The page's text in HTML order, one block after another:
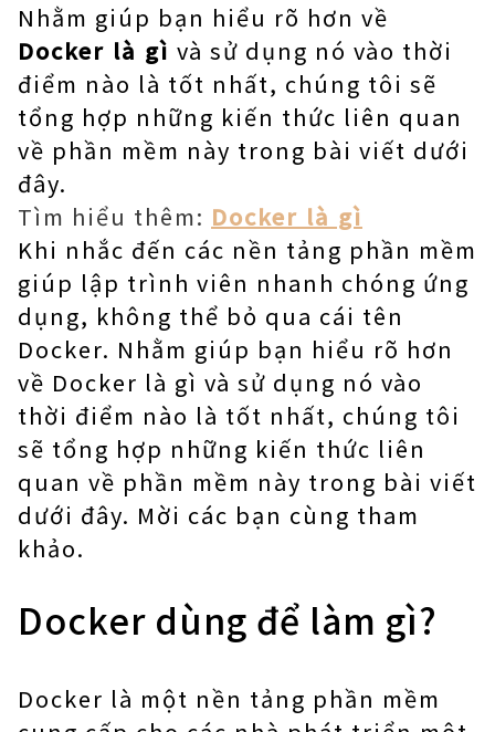
Nhằm giúp bạn hiểu rõ hơn về
Docker là gì và sử dụng nó vào thời
điểm nào là tốt nhất, chúng tôi sẽ
tổng hợp những kiến ​​thức liên quan
về phần mềm này trong bài viết dưới
đây.
Tìm hiểu thêm: Docker là gì
Khi nhắc đến các nền tảng phần mềm
giúp lập trình viên nhanh chóng ứng
dụng, không thể bỏ qua cái tên
Docker. Nhằm giúp bạn hiểu rõ hơn
về Docker là gì và sử dụng nó vào
thời điểm nào là tốt nhất, chúng tôi
sẽ tổng hợp những kiến ​​thức liên
quan về phần mềm này trong bài viết
dưới đây. Mời các bạn cùng tham
khảo.
Docker dùng để làm gì?
Docker là một nền tảng phần mềm